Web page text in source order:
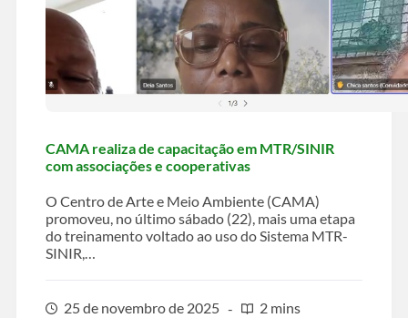
CAMA realiza de capacitação em MTR/SINIR
com associações e cooperativas
O Centro de Arte e Meio Ambiente (CAMA)
promoveu, no último sábado (22), mais uma etapa
do treinamento voltado ao uso do Sistema MTR-
SINIR,…
25 de novembro de 2025 2 mins